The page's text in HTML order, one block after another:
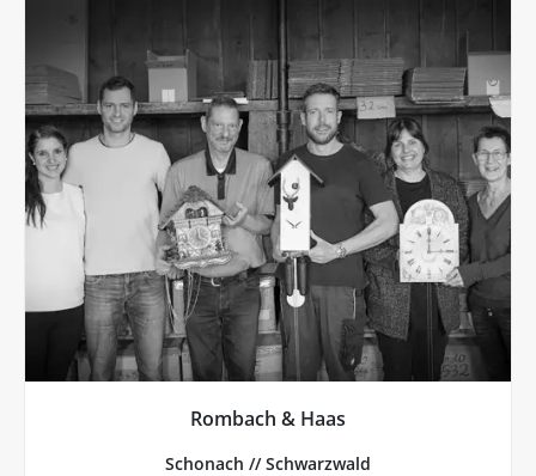
Rombach & Haas
Schonach // Schwarzwald
Rombach & Haas, Schonach // Schwarzwald
Seit 125 Jahren fertigt Rombach & Haas
Kuckucksuhren und verschickt sie in die ganze Welt.
Hergestellt werden alle diese Uhren noch an
denselben Werkbänken wie vor 125 Jahren.
Kuckucksuhren gibt es im Bauhaus-Design, Neon-
Varianten & die bekannten Klassiker.
mehr von Rombach & Haas